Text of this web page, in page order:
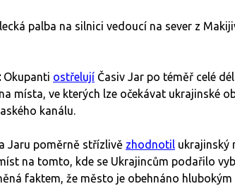
palba na silnici vedoucí na sever z
Okupanti ostřelují Časiv Jar po téměř celé
místa, ve kterých lze očekávat ukrajinské
kanálu.
Jaru poměrně střízlivě zhodnotil ukrajinský
na tomto, kde se Ukrajincům podařilo
faktem, že město je obehnáno